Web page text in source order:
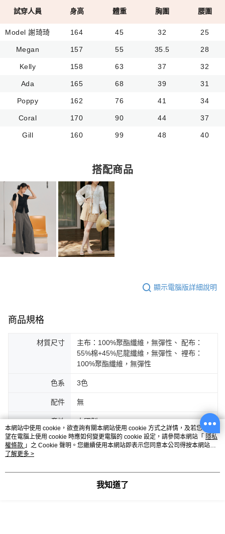
試穿人員 身高 體重 胸圍 腰圍
Model 謝琦琦 164 45 32 25
Megan 157 55 35.5 28
Kelly 158 63 37 32
Ada 165 68 39 31
Poppy 162 76 41 34
Coral 170 90 44 37
Gill 160 99 48 40
搭配商品
顯示電腦版詳細說明
商品規格
材質尺寸
主布：100%聚酯纖維，無彈性、 配布：
55%棉+45%尼龍纖維，無彈性、 裡布：
100%聚酯纖維，無彈性
色系 3色
配件 無
產地 中國製
客服
本網站中使用 cookie，欲查詢有關本網站使用 cookie 方式之詳情，及若您不希
望在電腦上使用 cookie 時應如何變更電腦的 cookie 設定，請參閱本網站「 隱私
權條款 」之 Cookie 聲明。您繼續使用本網站即表示您同意本公司得按本網站使
用條款之 Cookie 聲明使用 cookie。
了解更多 >
我知道了